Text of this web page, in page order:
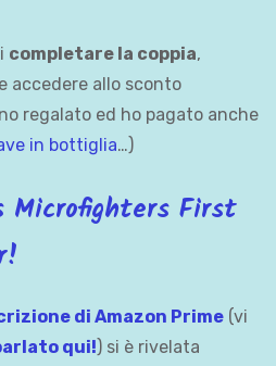
completare la coppia,
accedere allo sconto
regalato ed ho pagato anche
in bottiglia…)
Microfighters First
!
di Amazon Prime (vi
qui!) si è rivelata